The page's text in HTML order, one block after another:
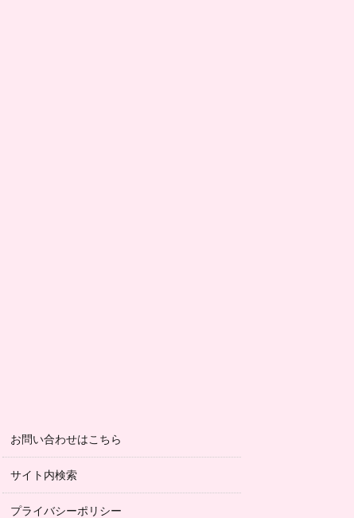
お問い合わせはこちら
サイト内検索
プライバシーポリシー